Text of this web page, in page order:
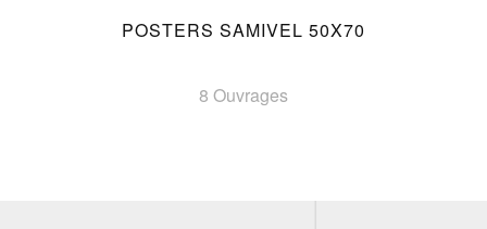
POSTERS SAMIVEL 50X70
8 Ouvrages